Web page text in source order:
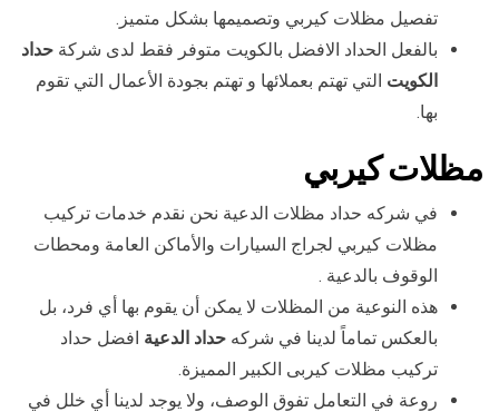
تفصيل مظلات كيربي وتصميمها بشكل متميز.
بالفعل الحداد الافضل بالكويت متوفر فقط لدى شركة حداد
الكويت التي تهتم بعملائها و تهتم بجودة الأعمال التي تقوم
بها.
مظلات كيربي
في شركه حداد مظلات الدعية نحن نقدم خدمات تركيب
مظلات كيربي لجراج السيارات والأماكن العامة ومحطات
الوقوف بالدعية .
هذه النوعية من المظلات لا يمكن أن يقوم بها أي فرد، بل
بالعكس تماماً لدينا في شركه حداد الدعية افضل حداد
تركيب مظلات كيربى الكبير المميزة.
روعة في التعامل تفوق الوصف، ولا يوجد لدينا أي خلل في